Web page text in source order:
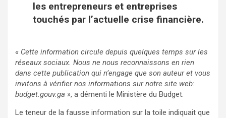
les entrepreneurs et entreprises
touchés par l’actuelle crise financière.
« Cette information circule depuis quelques temps sur les
réseaux sociaux. Nous ne nous reconnaissons en rien
dans cette publication qui n’engage que son auteur et vous
invitons à vérifier nos informations sur notre site web:
budget.gouv.ga », a démenti le Ministère du Budget.
Le teneur de la fausse information sur la toile indiquait que